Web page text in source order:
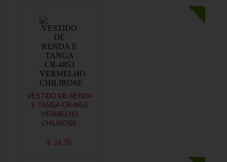
VESTIDO DE RENDA
E TANGA CR-4853
VERMELHO
CHILIROSE
€ 24,76